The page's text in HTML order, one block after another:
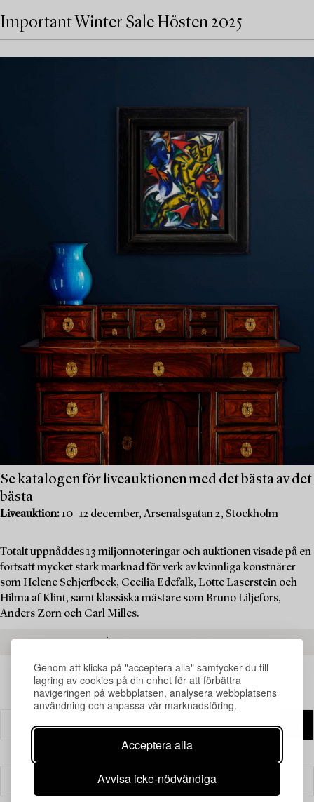
Genom att klicka på "acceptera alla" samtycker du till
lagring av cookies på din enhet för att förbättra
navigeringen på webbplatsen, analysera webbplatsens
användning och anpassa vår marknadsföring.
Acceptera alla
Avvisa icke-nödvändiga
Important Winter Sale Hösten 2025
Se katalogen för liveauktionen med det bästa av det
bästa
Liveauktion:10–12 december, Arsenalsgatan 2, Stockholm
Totalt uppnåddes 13 miljonnoteringar och auktionen visade på en
fortsatt mycket stark marknad för verk av kvinnliga konstnärer
som Helene Schjerfbeck, Cecilia Edefalk, Lotte Laserstein och
Hilma af Klint, samt klassiska mästare som Bruno Liljefors,
Anders Zorn och Carl Milles.
Filter